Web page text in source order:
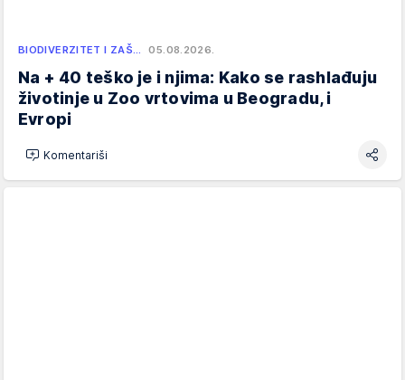
BIODIVERZITET I ZAŠ… 05.08.2026.
Na + 40 teško je i njima: Kako se rashlađuju
životinje u Zoo vrtovima u Beogradu, i
Evropi
Komentariši